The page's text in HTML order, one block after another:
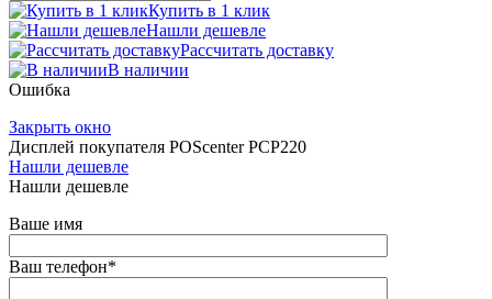
Купить в 1 клик
Нашли дешевле
Рассчитать доставку
В наличии
Ошибка
Закрыть окно
Дисплей покупателя POScenter PCP220
Нашли дешевле
Нашли дешевле
Ваше имя
Ваш телефон*